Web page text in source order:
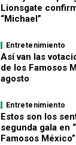
Lionsgate
“Michael”
Entretenimiento
Así van las
de los Famosos
agosto
Entretenimiento
Estos son los
segunda gala en
Famosos México”